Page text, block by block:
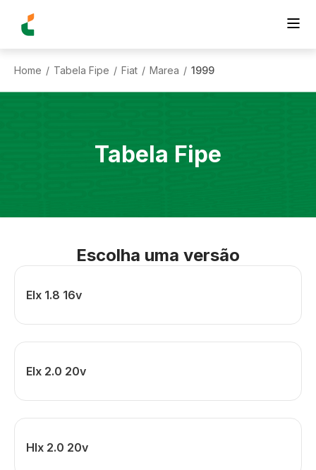
Home / Tabela Fipe / Fiat / Marea / 1999
Tabela Fipe
Escolha uma versão
Elx 1.8 16v
Elx 2.0 20v
Hlx 2.0 20v